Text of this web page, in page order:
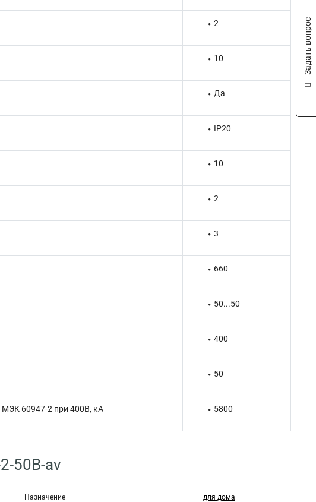
2
10
Да
IP20
10
2
3
660
50...50
400
50
60947-2 при 400В, кА 5800
50B-av
Назначение для дома
Задать вопрос